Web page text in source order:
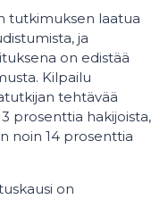
tutkimuksen laatua
ja
on edistää
Kilpailu
tehtävää
prosenttia hakijoista,
noin 14 prosenttia
on